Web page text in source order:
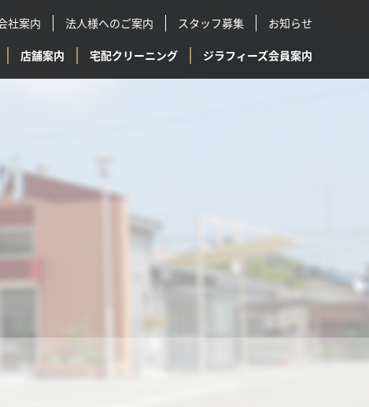
社案内 法人様へのご案内 スタッフ募集 お知らせ
店舗案内 宅配クリーニング ジラフィーズ会員案内